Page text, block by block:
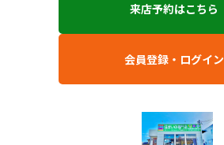
来店予約はこちら
会員登録・ログイン